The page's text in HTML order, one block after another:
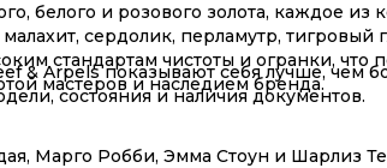
белого и розового золота, каждое
сердолик, перламутр, тигровый
стандартам чистоты и огранки,
мастеров и наследием бренда.
& Arpels показывают себя лучше,
состояния и наличия документов.
Марго Робби, Эмма Стоун и Шарлиз